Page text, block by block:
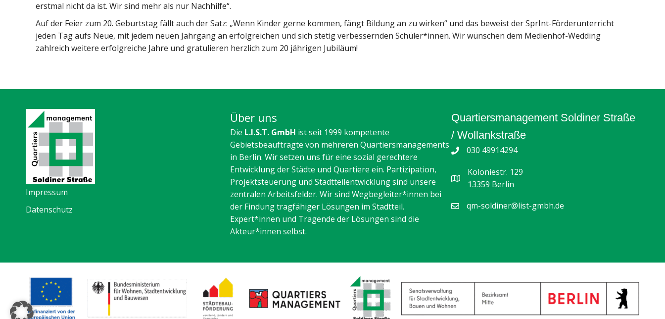
erstmal nicht da ist. Wir sind mehr als nur Nachhilfe“.
Auf der Feier zum 20. Geburtstag fällt auch der Satz: „Wenn Kinder gerne kommen, fängt Bildung an zu wirken“ und das beweist der SprInt-Förderunterricht
jeden Tag aufs Neue, mit jedem neuen Jahrgang an erfolgreichen und sich stetig verbessernden Schüler*innen. Wir wünschen dem Medienhof-Wedding
zahlreich weitere erfolgreiche Jahre und gratulieren herzlich zum 20 jährigen Jubiläum!
Impressum
Datenschutz
Über uns
Die L.I.S.T. GmbH ist seit 1999 kompetente
Gebietsbeauftragte von mehreren Quartiersmanagements
in Berlin. Wir setzen uns für eine sozial gerechtere
Entwicklung der Städte und Quartiere ein. Partizipation,
Projektsteuerung und Stadtteilentwicklung sind unsere
zentralen Arbeitsfelder. Wir sind Wegbegleiter*innen bei
der Findung tragfähiger Lösungen im Stadtteil.
Expert*innen und Tragende der Lösungen sind die
Akteur*innen selbst.
Quartiersmanagement Soldiner Straße
/ Wollankstraße
030 49914294
Koloniestr. 129
13359 Berlin
qm-soldiner@list-gmbh.de